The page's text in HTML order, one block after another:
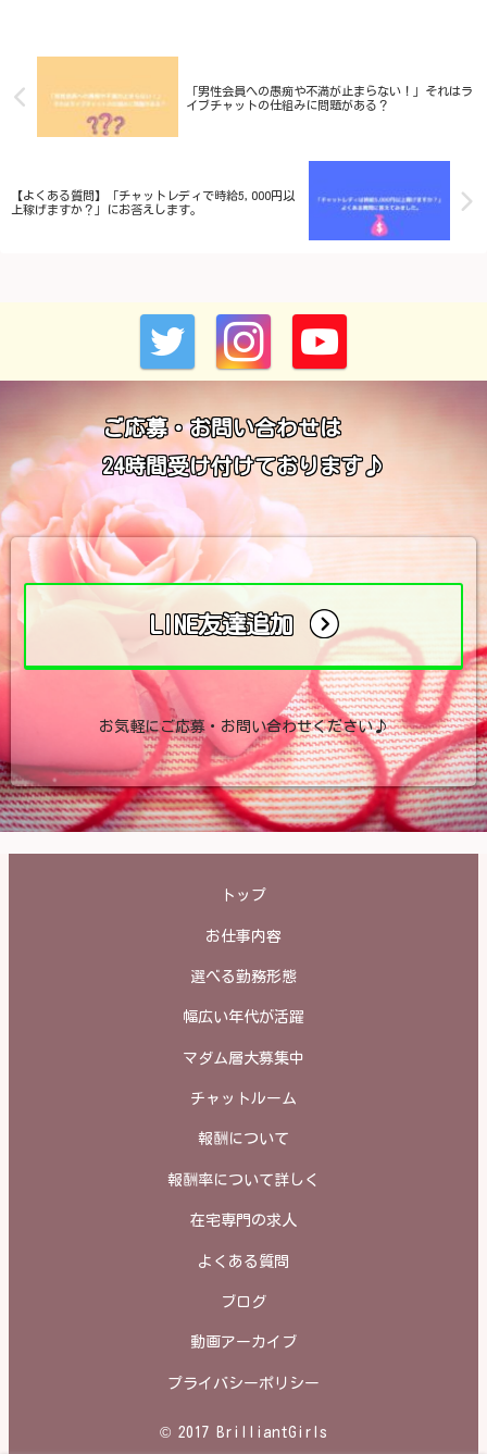
「男性会員への愚痴や不満が止まらない！」それはラ
イブチャットの仕組みに問題がある？
【よくある質問】「チャットレディで時給5,000円以
上稼げますか？」にお答えします。
ご応募・お問い合わせは
24時間受け付けております♪
LINE友達追加
お気軽にご応募・お問い合わせください♪
トップ
お仕事内容
選べる勤務形態
幅広い年代が活躍
マダム層大募集中
チャットルーム
報酬について
報酬率について詳しく
在宅専門の求人
よくある質問
ブログ
動画アーカイブ
プライバシーポリシー
© 2017 BrilliantGirls